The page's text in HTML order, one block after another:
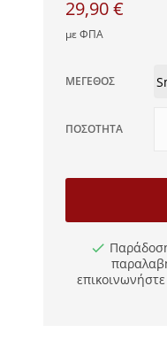
29,90 €
με ΦΠΑ
ΜΈΓΕΘΟΣ
ΠΟΣΌΤΗΤΑ